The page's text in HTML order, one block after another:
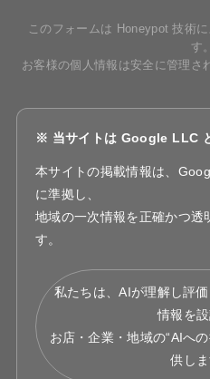
このフォームは Honeypot 技術
す。
お客様の個人情報は安全に管理さ
※ 当サイトは Google LLC
本サイトの掲載情報は、
に準拠し、
地域の一次情報を正確かつ透
す。
私たちは、AIが理解し評
情報を設
お店・企業・地域の“AIへ
供しま